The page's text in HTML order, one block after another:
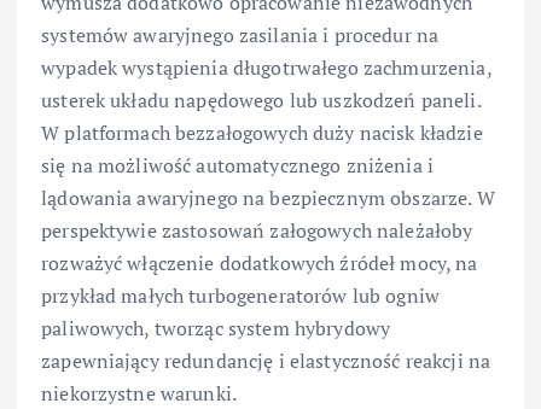
systemów awaryjnego zasilania i procedur na
wypadek wystąpienia długotrwałego zachmurzenia,
usterek układu napędowego lub uszkodzeń paneli.
W platformach bezzałogowych duży nacisk kładzie
się na możliwość automatycznego zniżenia i
lądowania awaryjnego na bezpiecznym obszarze. W
perspektywie zastosowań załogowych należałoby
rozważyć włączenie dodatkowych źródeł mocy, na
przykład małych turbogeneratorów lub ogniw
paliwowych, tworząc system hybrydowy
zapewniający redundancję i elastyczność reakcji na
niekorzystne warunki.